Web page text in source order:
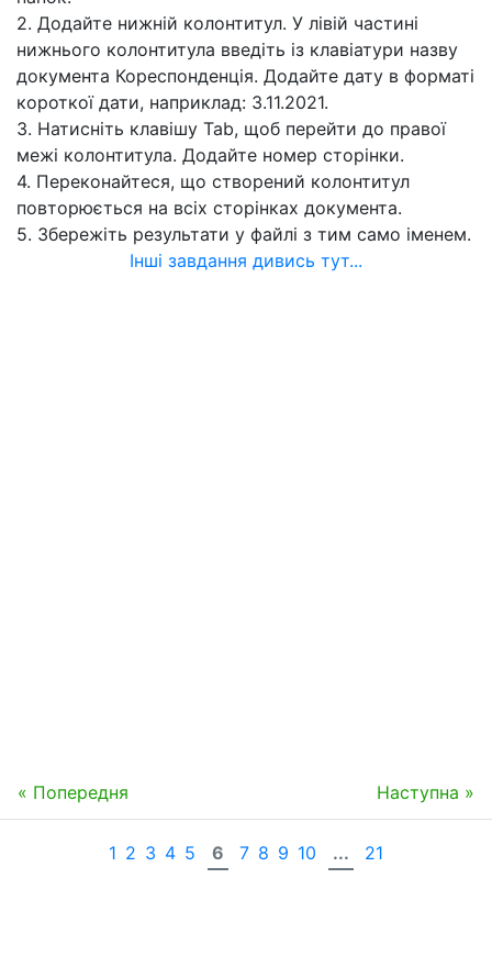
2. Додайте нижній колонтитул. У лівій частині
нижнього колонтитула введіть із клавіатури назву
документа Кореспонденція. Додайте дату в форматі
короткої дати, наприклад: 3.11.2021.
3. Натисніть клавішу Tab, щоб перейти до правої
межі колонтитула. Додайте номер сторінки.
4. Переконайтеся, що створений колонтитул
повторюється на всіх сторінках документа.
5. Збережіть результати у файлі з тим само іменем.
Інші завдання дивись тут...
« Попередня Наступна »
1 2 3 4 5 6 7 8 9 10 ... 21